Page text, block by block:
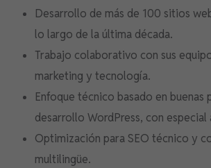
Desarrollo de más de 100 sitios
lo largo de la última década.
Trabajo colaborativo con sus
marketing y tecnología.
Enfoque técnico basado en buenas
desarrollo WordPress, con especial
Optimización para SEO técnico y
multilingüe.